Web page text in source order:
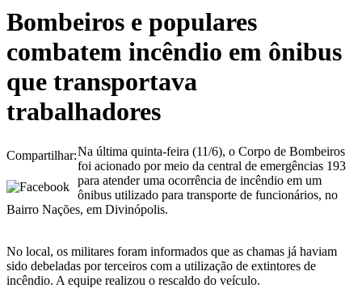
Bombeiros e populares
combatem incêndio em ônibus
que transportava
trabalhadores
Compartilhar:Na última quinta-feira (11/6), o Corpo de Bombeiros
foi acionado por meio da central de emergências 193
para atender uma ocorrência de incêndio em um
ônibus utilizado para transporte de funcionários, no
Bairro Nações, em Divinópolis.
No local, os militares foram informados que as chamas já haviam
sido debeladas por terceiros com a utilização de extintores de
incêndio. A equipe realizou o rescaldo do veículo.